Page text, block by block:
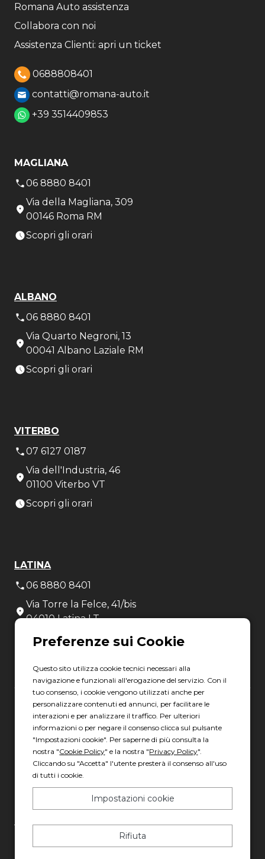
Romana Auto assistenza
Collabora con noi
Assistenza Clienti: apri un ticket
0688808401
contatti@romana-auto.it
+39 3514409853
MAGLIANA
06 8880 8401
Via della Magliana, 309
00146 Roma RM
Scopri gli orari
ALBANO
06 8880 8401
Via Quarto Negroni, 13
00041 Albano Laziale RM
Scopri gli orari
VITERBO
07 6127 0187
Via dell'Industria, 46
01100 Viterbo VT
Scopri gli orari
LATINA
06 8880 8401
Via Torre la Felce, 41/bis
04010 Latina LT
Scopri gli orari
Gruppo Italia Vendita Auto Spa a socio unico
Piazza della Radio, 35 - 00146 Roma
REA: 1417011 RM
C.F. e P.IVA: 13007321006
PEC: italiavenditauto@legalmail.it
Capitale sociale: 2.300.000,00 I.V.
Questo sito utilizza cookie tecnici necessari alla
navigazione e funzionali all'erogazione del servizio. Con il
tuo consenso, i cookie vengono utilizzati anche per
personalizzare contenuti ed annunci, per facilitare le
interazioni e per analizzare il traffico. Per ulteriori
informazioni o per negare il consenso clicca sul pulsante
"Impostazioni cookie". Per saperne di più consulta la
nostra "Cookie Policy" e la nostra "Privacy Policy".
Cliccando su "Accetta" l'utente presterà il consenso all'uso
di tutti i cookie.
Impostazioni cookie
Rifiuta